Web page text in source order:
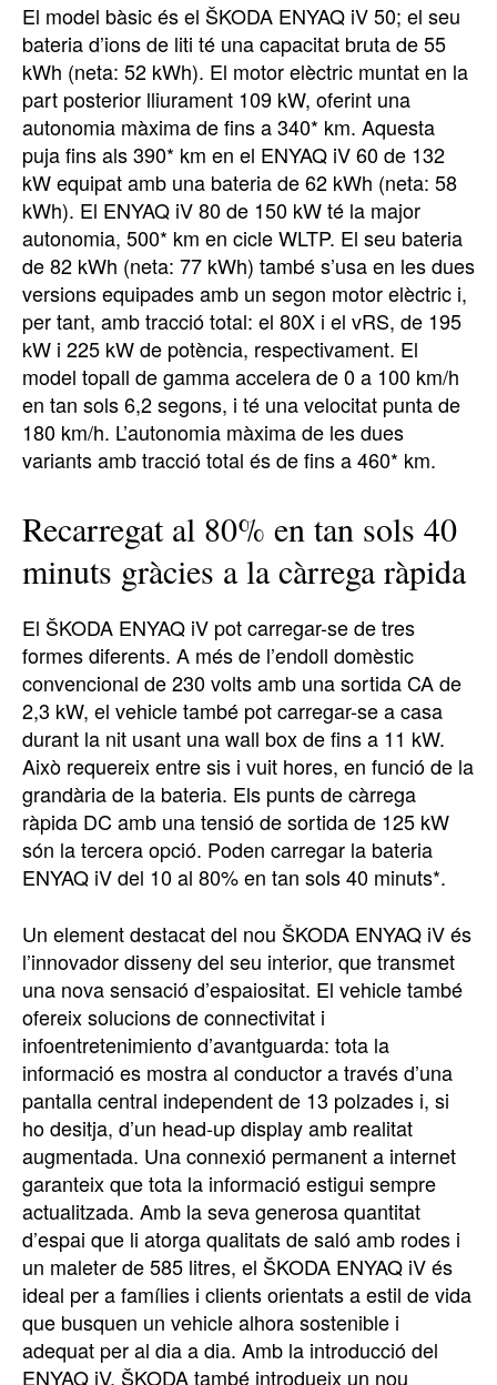
El model bàsic és el ŠKODA ENYAQ iV 50; el seu
bateria d’ions de liti té una capacitat bruta de 55
kWh (neta: 52 kWh). El motor elèctric muntat en la
part posterior lliurament 109 kW, oferint una
autonomia màxima de fins a 340* km. Aquesta
puja fins als 390* km en el ENYAQ iV 60 de 132
kW equipat amb una bateria de 62 kWh (neta: 58
kWh). El ENYAQ iV 80 de 150 kW té la major
autonomia, 500* km en cicle WLTP. El seu bateria
de 82 kWh (neta: 77 kWh) també s’usa en les dues
versions equipades amb un segon motor elèctric i,
per tant, amb tracció total: el 80X i el vRS, de 195
kW i 225 kW de potència, respectivament. El
model topall de gamma accelera de 0 a 100 km/h
en tan sols 6,2 segons, i té una velocitat punta de
180 km/h. L’autonomia màxima de les dues
variants amb tracció total és de fins a 460* km.
Recarregat al 80% en tan sols 40
minuts gràcies a la càrrega ràpida
El ŠKODA ENYAQ iV pot carregar-se de tres
formes diferents. A més de l’endoll domèstic
convencional de 230 volts amb una sortida CA de
2,3 kW, el vehicle també pot carregar-se a casa
durant la nit usant una wall box de fins a 11 kW.
Això requereix entre sis i vuit hores, en funció de la
grandària de la bateria. Els punts de càrrega
ràpida DC amb una tensió de sortida de 125 kW
són la tercera opció. Poden carregar la bateria
ENYAQ iV del 10 al 80% en tan sols 40 minuts*.
Un element destacat del nou ŠKODA ENYAQ iV és
l’innovador disseny del seu interior, que transmet
una nova sensació d’espaiositat. El vehicle també
ofereix solucions de connectivitat i
infoentretenimiento d’avantguarda: tota la
informació es mostra al conductor a través d’una
pantalla central independent de 13 polzades i, si
ho desitja, d’un head-up display amb realitat
augmentada. Una connexió permanent a internet
garanteix que tota la informació estigui sempre
actualitzada. Amb la seva generosa quantitat
d’espai que li atorga qualitats de saló amb rodes i
un maleter de 585 litres, el ŠKODA ENYAQ iV és
ideal per a famílies i clients orientats a estil de vida
que busquen un vehicle alhora sostenible i
adequat per al dia a dia. Amb la introducció del
ENYAQ iV, ŠKODA també introdueix un nou